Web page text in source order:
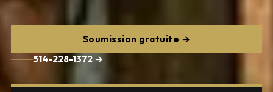
Soumission gratuite →
514-228-1372 →